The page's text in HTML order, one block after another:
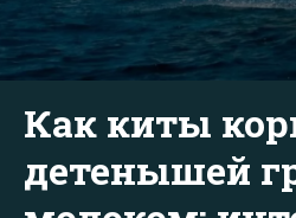
Как киты
детенышей